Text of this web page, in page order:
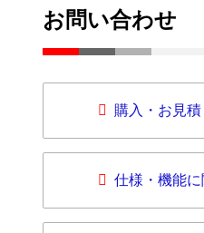
お問い合わせ
購入・お見
仕様・機能